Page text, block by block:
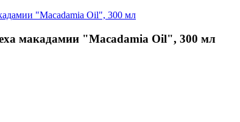
макадамии "Macadamia Oil", 300 мл